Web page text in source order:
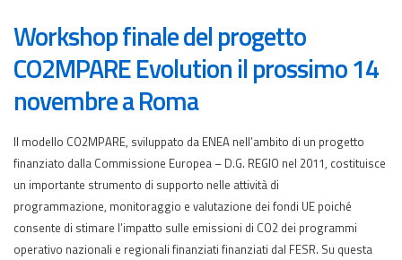
Workshop finale del progetto
CO2MPARE Evolution il prossimo 14
novembre a Roma
Il modello CO2MPARE, sviluppato da ENEA nell’ambito di un progetto
finanziato dalla Commissione Europea – D.G. REGIO nel 2011, costituisce
un importante strumento di supporto nelle attività di
programmazione, monitoraggio e valutazione dei fondi UE poiché
consente di stimare l’impatto sulle emissioni di CO2 dei programmi
operativo nazionali e regionali finanziati finanziati dal FESR. Su questa